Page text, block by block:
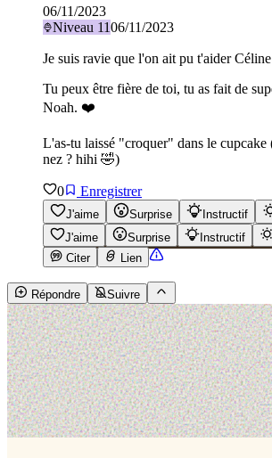
06/11/2023
Niveau 1106/11/2023
Je suis ravie que l'on ait pu t'aider
Tu peux être fière de toi, tu as fait de
Noah. ❤️
L'as-tu laissé "croquer" dans le cupcake
nez ? hihi 🤣)
0 Enregistrer
J'aime Surprise Instructif
J'aime
Surprise Instructif
Citer
Lien
Répondre Suivre